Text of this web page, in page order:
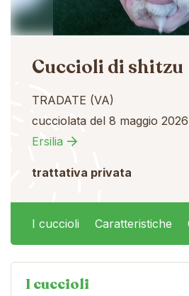
Cuccioli di shitzu
TRADATE (VA)
cucciolata del 8 maggio 2026
Ersilia
trattativa privata
I cuccioli Caratteristiche
I cuccioli